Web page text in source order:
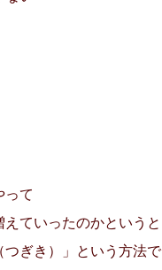
って
えていったのかというと
つぎき）」という方法で